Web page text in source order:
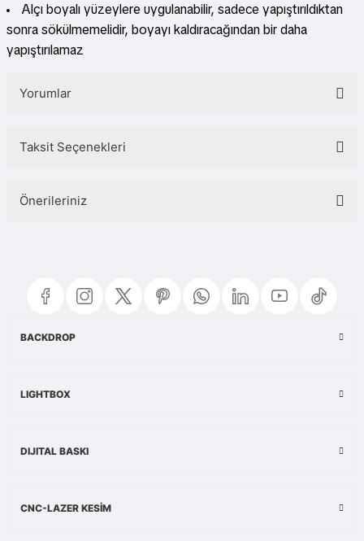
Alçı boyalı yüzeylere uygulanabilir, sadece yapıştırıldıktan
sonra sökülmemelidir, boyayı kaldıracağından bir daha
yapıştırılamaz
Yorumlar
Taksit Seçenekleri
Önerileriniz
Görüş ve önerileriniz için teşekkür ederiz.
Ürün resmi kalitesiz, bozuk veya görüntülenemiyor.
BACKDROP
LIGHTBOX
DIJITAL BASKI
CNC-LAZER KESİM